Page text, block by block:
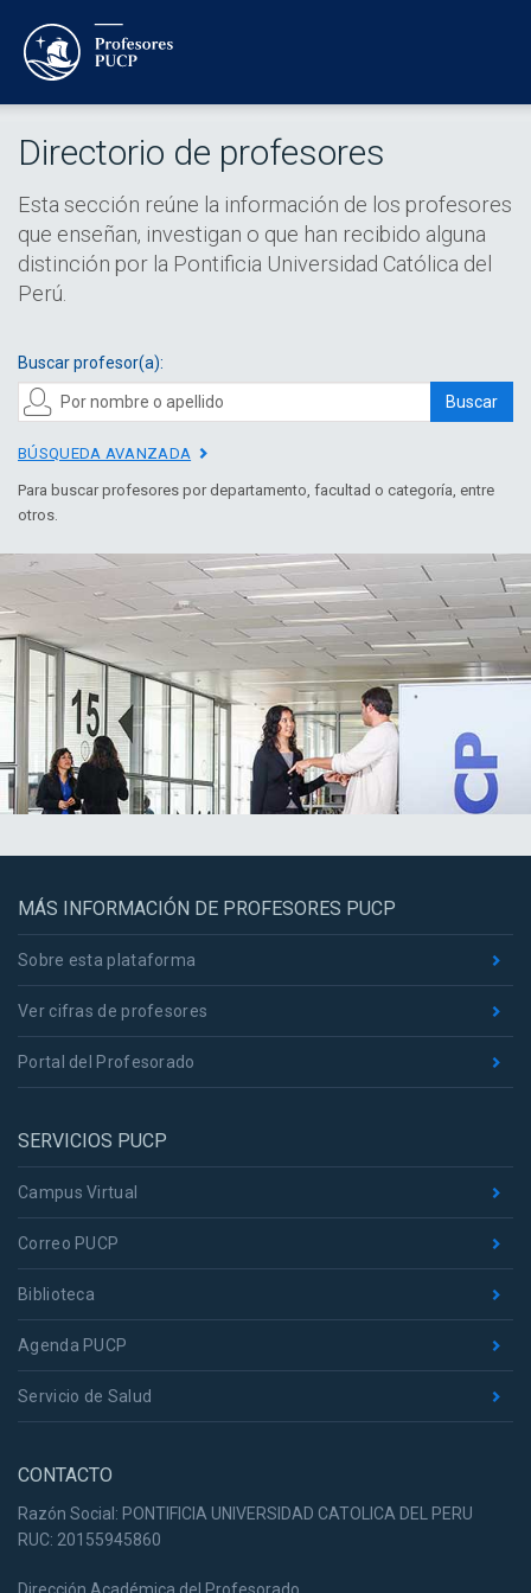
Directorio de profesores
Esta sección reúne la información de los profesores
que enseñan, investigan o que han recibido alguna
distinción por la Pontificia Universidad Católica del
Perú.
Buscar profesor(a):
Buscar
BÚSQUEDA AVANZADA
Para buscar profesores por departamento, facultad o categoría, entre
otros.
MÁS INFORMACIÓN DE PROFESORES PUCP
Sobre esta plataforma
Ver cifras de profesores
Portal del Profesorado
SERVICIOS PUCP
Campus Virtual
Correo PUCP
Biblioteca
Agenda PUCP
Servicio de Salud
CONTACTO
Razón Social: PONTIFICIA UNIVERSIDAD CATOLICA DEL PERU
RUC: 20155945860